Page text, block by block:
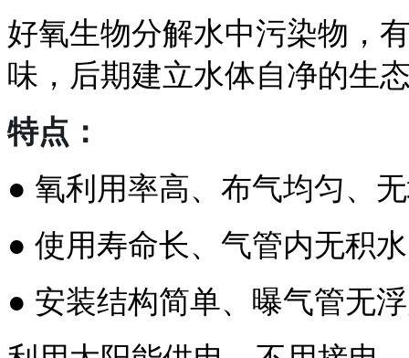
好氧生物分解水中污染物，
味，后期建立水体自净的生
特点：
● 氧利用率高、布气均匀、
● 使用寿命长、气管内无积
● 安装结构简单、曝气管无